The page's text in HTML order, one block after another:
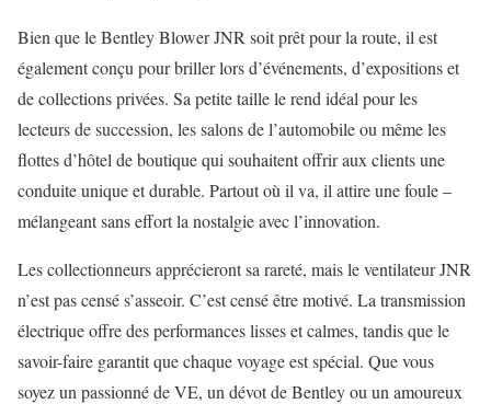
Bien que le Bentley Blower JNR soit prêt pour la route, il est
également conçu pour briller lors d’événements, d’expositions et
de collections privées. Sa petite taille le rend idéal pour les
lecteurs de succession, les salons de l’automobile ou même les
flottes d’hôtel de boutique qui souhaitent offrir aux clients une
conduite unique et durable. Partout où il va, il attire une foule –
mélangeant sans effort la nostalgie avec l’innovation.
Les collectionneurs apprécieront sa rareté, mais le ventilateur JNR
n’est pas censé s’asseoir. C’est censé être motivé. La transmission
électrique offre des performances lisses et calmes, tandis que le
savoir-faire garantit que chaque voyage est spécial. Que vous
soyez un passionné de VE, un dévot de Bentley ou un amoureux